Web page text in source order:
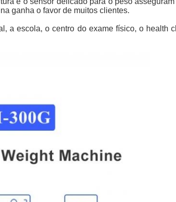
ganha o favor de muitos clientes.
a escola, o centro do exame físico, o